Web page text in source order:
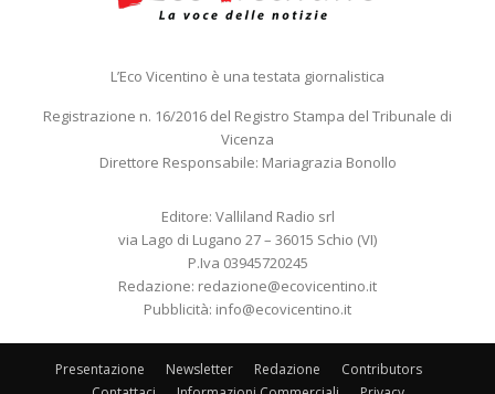
L’Eco Vicentino è una testata giornalistica
Registrazione n. 16/2016 del Registro Stampa del Tribunale di
Vicenza
Direttore Responsabile: Mariagrazia Bonollo
Editore: Valliland Radio srl
via Lago di Lugano 27 – 36015 Schio (VI)
P.Iva 03945720245
Redazione: redazione@ecovicentino.it
Pubblicità: info@ecovicentino.it
Presentazione Newsletter Redazione
Contributors